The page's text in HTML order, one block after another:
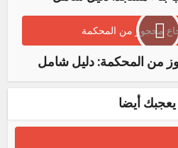
من المحكمة: دليل شامل
يعجبك أيضا